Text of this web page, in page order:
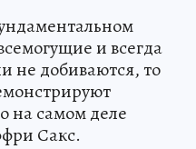
и всегда
не добиваются, то
на самом деле
Сакс.